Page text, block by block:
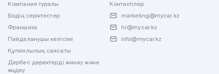
Компания туралы
Біздің серіктестер
Франшиза
Пайдаланушы келісімі
Құпиялылық саясаты
Дербес деректерді жинау және
өңдеу
Контактілер
marketing@mycar.kz
hr@mycar.kz
info@mycar.kz